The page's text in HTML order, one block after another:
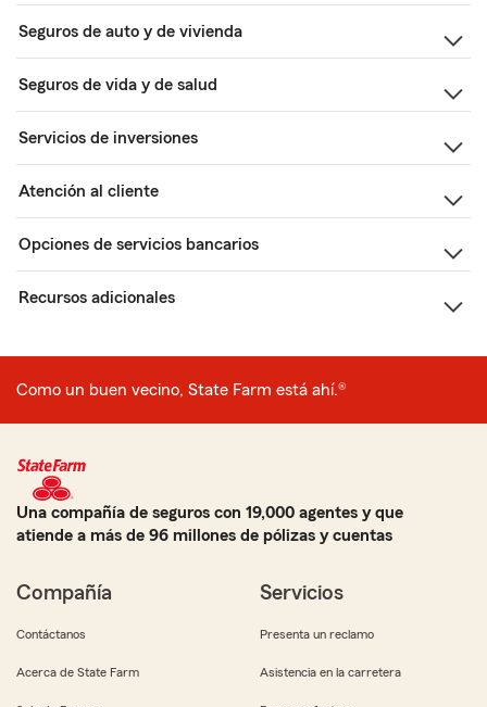
Seguros de auto y de vivienda
Seguros de vida y de salud
Servicios de inversiones
Atención al cliente
Opciones de servicios bancarios
Recursos adicionales
Como un buen vecino, State Farm está ahí.®
Una compañía de seguros con 19,000 agentes y que
atiende a más de 96 millones de pólizas y cuentas
Compañía
Contáctanos
Acerca de State Farm
Servicios
Presenta un reclamo
Asistencia en la carretera